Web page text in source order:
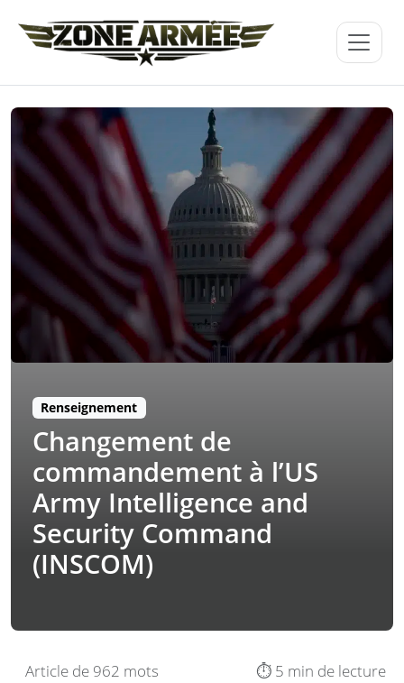
Renseignement
Changement de
commandement à l’US
Army Intelligence and
Security Command
(INSCOM)
Article de 962 mots ⏱️ 5 min de lecture